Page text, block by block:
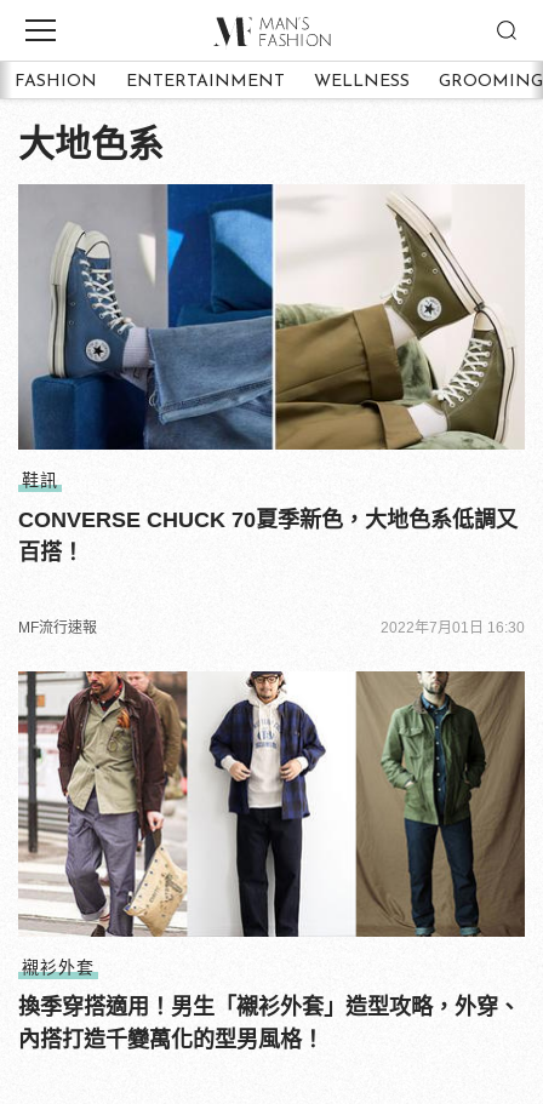
FASHION ENTERTAINMENT WELLNESS GROOMING
大地色系
鞋訊
CONVERSE CHUCK 70夏季新色，大地色系低調又
百搭！
MF流行速報 2022年7月01日 16:30
襯衫外套
換季穿搭適用！男生「襯衫外套」造型攻略，外穿、
內搭打造千變萬化的型男風格！